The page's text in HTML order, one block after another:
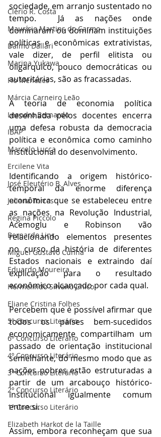
Clério R. Costa
Maurício Martins do Carmo
Dalmo Dallari
Marina Yukawa
Flo Menezes
Márcia Carneiro Leão
Leandro Bernardo
IBAP
Marcelo Lucca
Ercilene Vita
José Eleutério B. Alves
Juliana Torres
Regina Piccolo
Bernardo Lins
Miguel Gustavo Cunha
Eduardo Moureira
Hermelindo Silvano Chico
Eliane Cristina Folhes
5º Concurso Literário
6º Concurso Literário
4º Concurso Literário
3º Concurso Literário
2º Concurso Literário
1º Concurso Literário
Elizabeth Harkot de la Taille
sociedade, em arranjo sustentado no
tempo.  Já as nações onde
dominaram ou dominam instituições
políticas e econômicas extrativistas,
vale dizer, de perfil elitista ou
oligárquico, pouco democráticas ou
autoritárias, são as fracassadas.
A teoria de economia política
desenhada pelos docentes encerra
uma defesa robusta da democracia
política e econômica como caminho
institucional do desenvolvimento.
Identificando a origem histórico-
temporal da enorme diferença
econômica que se estabeleceu entre
as nações na Revolução Industrial,
Acemoglu e Robinson vão
relacionando elementos presentes
no curso da história de diferentes
Estados nacionais e extraindo daí
explicação para o resultado
econômico alcançado por cada qual.
Percebem que é possível afirmar que
todos os países bem-sucedidos
economicamente compartilham um
passado de orientação institucional
semelhante, do mesmo modo que as
nações pobres estão estruturadas a
partir de um arcabouço histórico-
institucional igualmente comum
entre si.
Assim, embora reconheçam que sua